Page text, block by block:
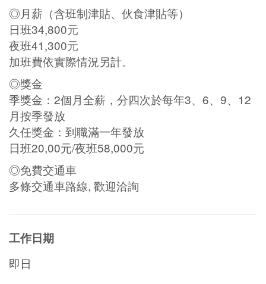
◎月薪（含班制津貼、伙食津貼等）
日班34,800元
夜班41,300元
加班費依實際情況另計。
◎獎金
季獎金：2個月全薪，分四次於每年3、6、9、12
月按季發放
久任獎金：到職滿一年發放
日班20,00元/夜班58,000元
◎免費交通車
多條交通車路線, 歡迎洽詢
工作日期
即日